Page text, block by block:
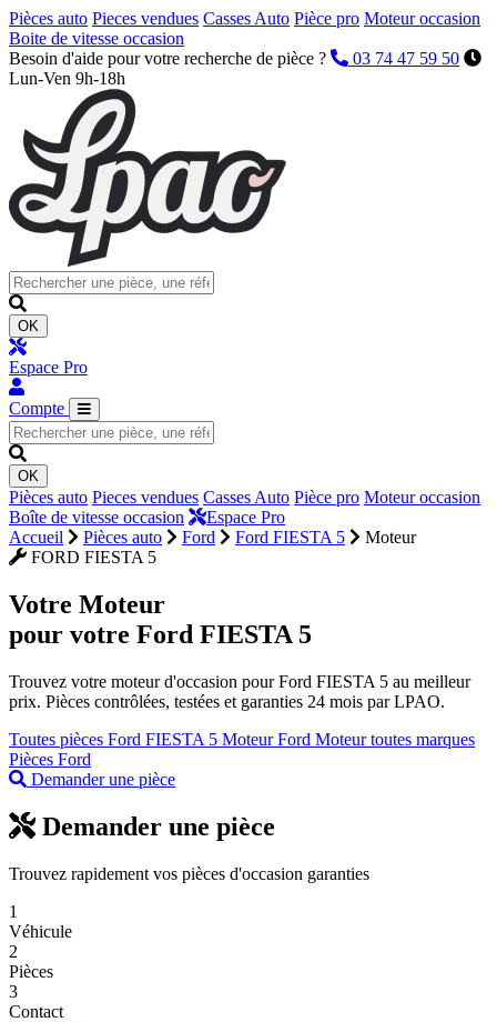
Pièces auto Pieces vendues Casses Auto Pièce pro Moteur occasion
Boite de vitesse occasion
Besoin d'aide pour votre recherche de pièce ?
03 74 47 59 50
Lun-Ven 9h-18h
OK
Espace Pro
Compte
OK
Pièces auto Pieces vendues Casses Auto Pièce pro Moteur occasion
Boîte de vitesse occasion
Espace Pro
Accueil
Pièces auto Ford Ford FIESTA 5
Moteur
FORD FIESTA 5
Votre Moteur
pour votre Ford FIESTA 5
Trouvez votre moteur d'occasion pour Ford FIESTA 5 au meilleur
prix. Pièces contrôlées, testées et garanties 24 mois par LPAO.
Toutes pièces Ford FIESTA 5 Moteur Ford Moteur toutes marques
Pièces Ford
Demander une pièce
Demander une pièce
Trouvez rapidement vos pièces d'occasion garanties
1
Véhicule
2
Pièces
3
Contact